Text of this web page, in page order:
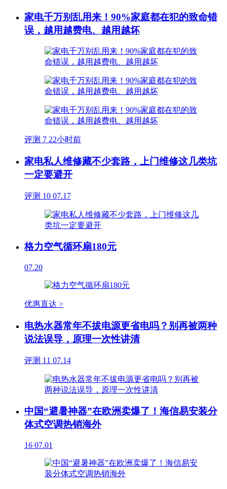
家电千万别乱用来！90%家庭都在犯的致命错
误，越用越费电、越用越坏
评测 7 22小时前
家电私人维修藏不少套路，上门维修这几类坑
一定要避开
评测 10 07.17
格力空气循环扇180元
07.20
优惠直达 >
电热水器常年不拔电源更省电吗？别再被两种
说法误导，原理一次性讲清
评测 11 07.14
中国“避暑神器”在欧洲卖爆了！海信易安装分
体式空调热销海外
16 07.01